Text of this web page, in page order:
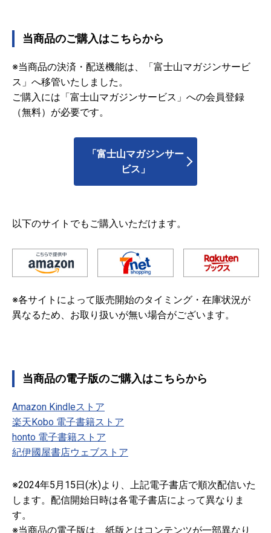
当商品のご購入はこちらから
※当商品の決済・配送機能は、「富士山マガジンサービ
ス」へ移管いたしました。
ご購入には「富士山マガジンサービス」への会員登録
（無料）が必要です。
「富士山マガジンサー
ビス」
以下のサイトでもご購入いただけます。
※各サイトによって販売開始のタイミング・在庫状況が
異なるため、お取り扱いが無い場合がございます。
当商品の電子版のご購入はこちらから
Amazon Kindleストア
楽天Kobo 電子書籍ストア
honto 電子書籍ストア
紀伊國屋書店ウェブストア
※2024年5月15日(水)より、上記電子書店で順次配信いた
します。配信開始日時は各電子書店によって異なりま
す。
※当商品の電子版は、紙版とはコンテンツが一部異なり